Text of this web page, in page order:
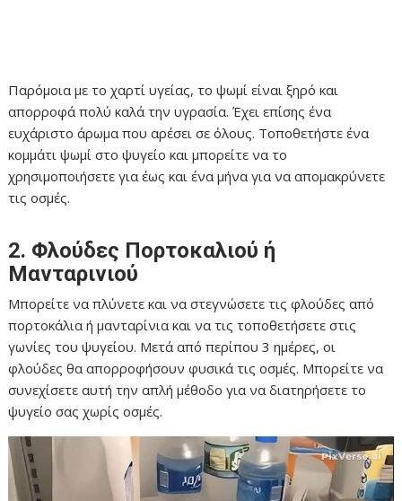
Παρόμοια με το χαρτί υγείας, το ψωμί είναι ξηρό και
απορροφά πολύ καλά την υγρασία. Έχει επίσης ένα
ευχάριστο άρωμα που αρέσει σε όλους. Τοποθετήστε ένα
κομμάτι ψωμί στο ψυγείο και μπορείτε να το
χρησιμοποιήσετε για έως και ένα μήνα για να απομακρύνετε
τις οσμές.
2. Φλούδες Πορτοκαλιού ή
Μανταρινιού
Μπορείτε να πλύνετε και να στεγνώσετε τις φλούδες από
πορτοκάλια ή μανταρίνια και να τις τοποθετήσετε στις
γωνίες του ψυγείου. Μετά από περίπου 3 ημέρες, οι
φλούδες θα απορροφήσουν φυσικά τις οσμές. Μπορείτε να
συνεχίσετε αυτή την απλή μέθοδο για να διατηρήσετε το
ψυγείο σας χωρίς οσμές.
Πρόγραμμα
Αναπαραγωγής
Βίντεο